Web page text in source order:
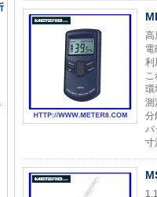
高
電
利
こ
環
測
分
バ
寸